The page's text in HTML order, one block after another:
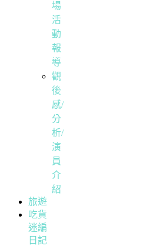
場
活
動
報
導
觀
後
感/
分
析/
演
員
介
紹
旅遊
吃貨
迷編
日記